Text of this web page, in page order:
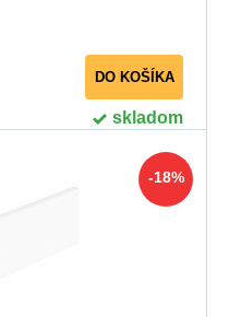
DO KOŠÍKA
skladom
-18%